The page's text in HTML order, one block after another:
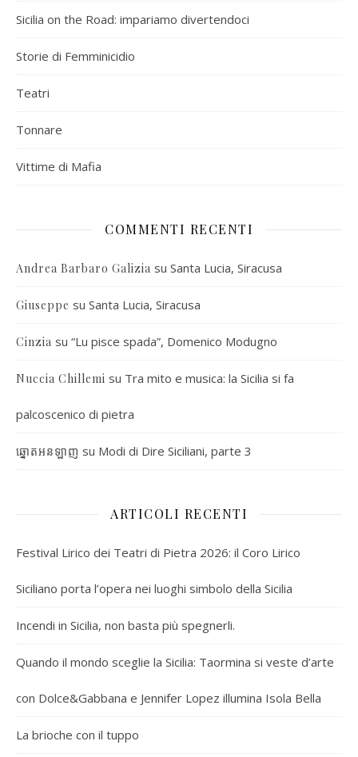
Sicilia on the Road: impariamo divertendoci
Storie di Femminicidio
Teatri
Tonnare
Vittime di Mafia
COMMENTI RECENTI
Andrea Barbaro Galizia su Santa Lucia, Siracusa
Giuseppe su Santa Lucia, Siracusa
Cinzia su “Lu pisce spada”, Domenico Modugno
Nuccia Chillemi su Tra mito e musica: la Sicilia si fa
palcoscenico di pietra
ឆ្នោតអនឡាញ su Modi di Dire Siciliani, parte 3
ARTICOLI RECENTI
Festival Lirico dei Teatri di Pietra 2026: il Coro Lirico
Siciliano porta l’opera nei luoghi simbolo della Sicilia
Incendi in Sicilia, non basta più spegnerli.
Quando il mondo sceglie la Sicilia: Taormina si veste d’arte
con Dolce&Gabbana e Jennifer Lopez illumina Isola Bella
La brioche con il tuppo